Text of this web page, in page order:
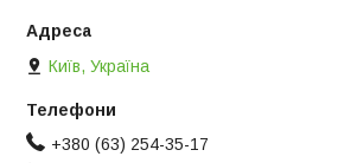
Київ, Україна
+380 (63) 254-35-17